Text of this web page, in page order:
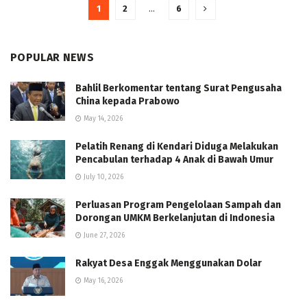
1 2 … 6
POPULAR NEWS
Bahlil Berkomentar tentang Surat Pengusaha
China kepada Prabowo
May 14, 2026
Pelatih Renang di Kendari Diduga Melakukan
Pencabulan terhadap 4 Anak di Bawah Umur
July 10, 2026
Perluasan Program Pengelolaan Sampah dan
Dorongan UMKM Berkelanjutan di Indonesia
June 27, 2026
Rakyat Desa Enggak Menggunakan Dolar
May 16, 2026